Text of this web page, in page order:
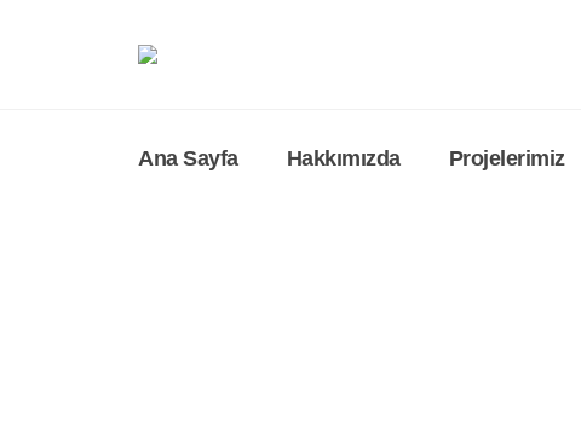
Ana Sayfa Hakkımızda Projelerimiz